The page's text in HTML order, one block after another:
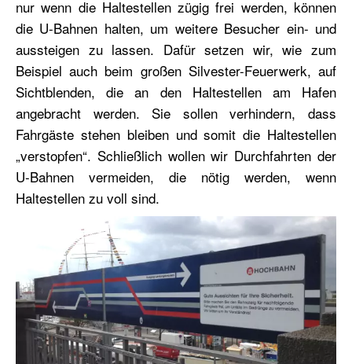
nur wenn die Haltestellen zügig frei werden, können
die U-Bahnen halten, um weitere Besucher ein- und
aussteigen zu lassen. Dafür setzen wir, wie zum
Beispiel auch beim großen Silvester-Feuerwerk, auf
Sichtblenden, die an den Haltestellen am Hafen
angebracht werden. Sie sollen verhindern, dass
Fahrgäste stehen bleiben und somit die Haltestellen
„verstopfen“. Schließlich wollen wir Durchfahrten der
U-Bahnen vermeiden, die nötig werden, wenn
Haltestellen zu voll sind.